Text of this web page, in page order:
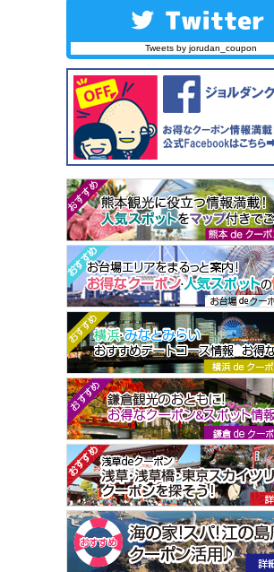
Tweets by jorudan_coupon